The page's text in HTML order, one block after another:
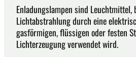
Enladungslampen sind Leuchtmittel,
Lichtabstrahlung durch eine
gasförmigen, flüssigen oder festen
Lichterzeugung verwendet wird.